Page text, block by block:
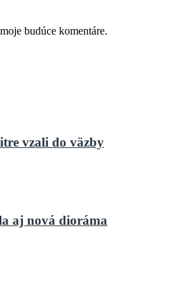
budúce komentáre.
vzali do väzby
aj nová dioráma